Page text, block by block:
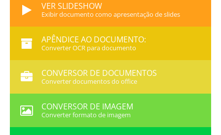
VER SLIDESHOW
Exibir documento como apresentação de slides
APÊNDICE AO DOCUMENTO:
Converter OCR para documento
CONVERSOR DE DOCUMENTOS
Converter documentos do office
CONVERSOR DE IMAGEM
Converter formato de imagem